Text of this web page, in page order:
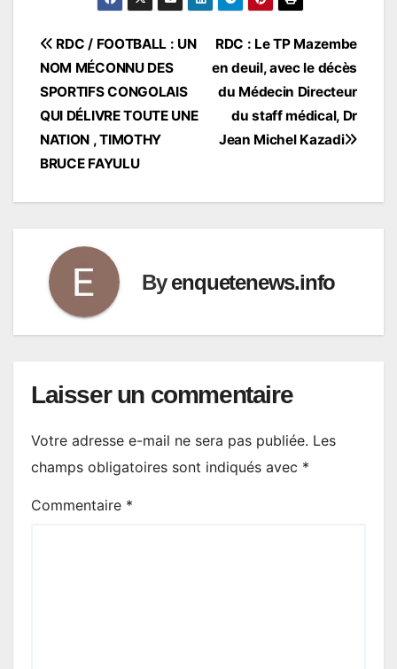
Navigation
de
l’article
RDC : Le TP Mazembe
en deuil, avec le décès
du Médecin Directeur
du staff médical, Dr
Jean Michel Kazadi
RDC / FOOTBALL : UN
NOM MÉCONNU DES
SPORTIFS CONGOLAIS
QUI DÉLIVRE TOUTE UNE
NATION , TIMOTHY
BRUCE FAYULU
Byenquetenews.info
Laisser un commentaire
Votre adresse e-mail ne sera pas publiée. Les
champs obligatoires sont indiqués avec *
Commentaire *